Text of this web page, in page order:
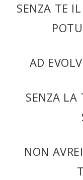
SENZA TE
AD
SENZA LA
NON